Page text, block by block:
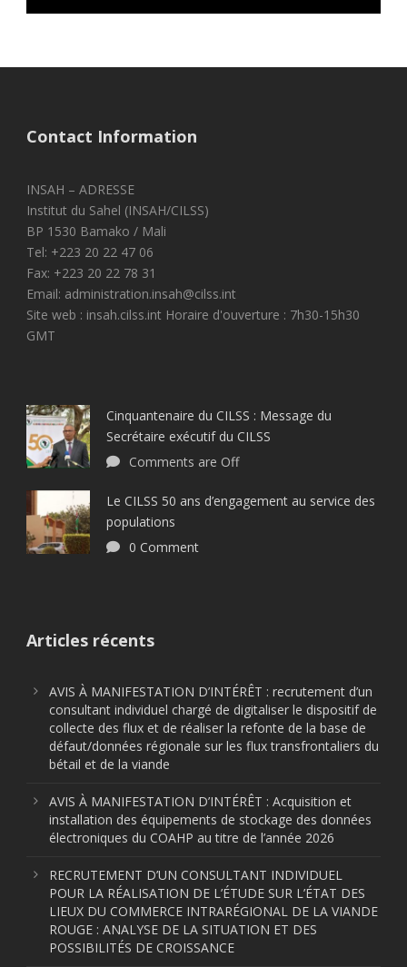
Contact Information
INSAH – ADRESSE
Institut du Sahel (INSAH/CILSS)
BP 1530 Bamako / Mali
Tel: +223 20 22 47 06
Fax: +223 20 22 78 31
Email: administration.insah@cilss.int
Site web : insah.cilss.int Horaire d'ouverture : 7h30-15h30
GMT
Cinquantenaire du CILSS : Message du
Secrétaire exécutif du CILSS
Comments are Off
Le CILSS 50 ans d’engagement au service des
populations
0 Comment
Articles récents
AVIS À MANIFESTATION D’INTÉRÊT : recrutement d’un
consultant individuel chargé de digitaliser le dispositif de
collecte des flux et de réaliser la refonte de la base de
défaut/données régionale sur les flux transfrontaliers du
bétail et de la viande
AVIS À MANIFESTATION D’INTÉRÊT : Acquisition et
installation des équipements de stockage des données
électroniques du COAHP au titre de l’année 2026
RECRUTEMENT D’UN CONSULTANT INDIVIDUEL
POUR LA RÉALISATION DE L’ÉTUDE SUR L’ÉTAT DES
LIEUX DU COMMERCE INTRARÉGIONAL DE LA VIANDE
ROUGE : ANALYSE DE LA SITUATION ET DES
POSSIBILITÉS DE CROISSANCE